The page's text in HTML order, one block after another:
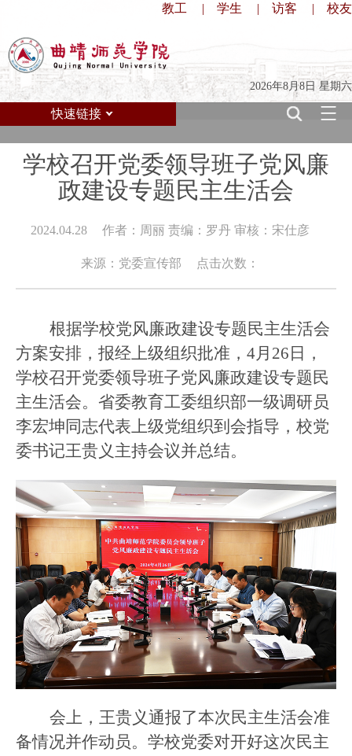
教工 | 学生 | 访客 | 校友
2026年8月8日 星期六
快速链接
学校召开党委领导班子党风廉
政建设专题民主生活会
2024.04.28 作者：周丽 责编：罗丹 审核：宋仕彦
来源：党委宣传部 点击次数：
根据学校党风廉政建设专题民主生活会
方案安排，报经上级组织批准， 4月26日，
学校召开党委领导班子党风廉政建设专题民
主生活会。省委教育工委组织部一级调研员
李宏坤同志代表上级党组织到会指导，校党
委书记王贵义主持会议并总结。
会上，王贵义通报了本次民主生活会准
备情况并作动员。学校党委对开好这次民主